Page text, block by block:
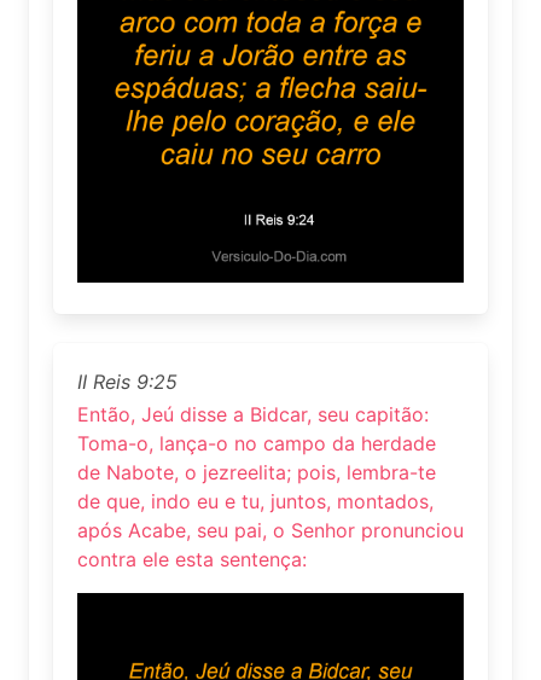
II Reis 9:25
Então, Jeú disse a Bidcar, seu capitão:
Toma-o, lança-o no campo da herdade
de Nabote, o jezreelita; pois, lembra-te
de que, indo eu e tu, juntos, montados,
após Acabe, seu pai, o Senhor pronunciou
contra ele esta sentença: